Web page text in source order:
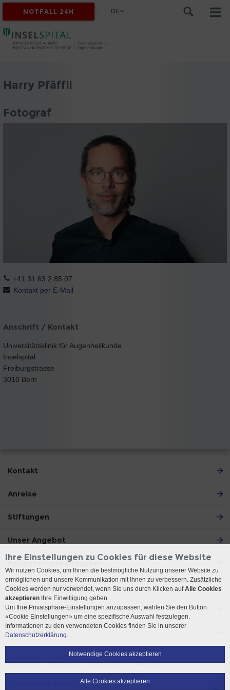
NOTFALL 24H DE
Harry Pfäffli
Fotograf
+41 31 63 2 85 07
Kontakt per E-Mail
Anschrift / Kontakt
Universitätsklinik für Augenheilkunde
Inselspital
Freiburgstrasse
3010 Bern
Kontakt
Anreise
Stiftungen
Unser Angebot
Patienten und Besucher
Ärzte und Zuweiser
Lehre und Forschung
Social Media
Impressum Disclaimer Datenschutz Sitemap
Ihre Einstellungen zu Cookies für diese Website
Wir nutzen Cookies, um Ihnen die bestmögliche Nutzung unserer Website zu
ermöglichen und unsere Kommunikation mit Ihnen zu verbessern. Zusätzliche
Cookies werden nur verwendet, wenn Sie uns durch Klicken aufAlle Cookies
akzeptieren Ihre Einwilligung geben.
Um Ihre Privatsphäre-Einstellungen anzupassen, wählen Sie den Button
«Cookie Einstellungen» um eine spezifische Auswahl festzulegen.
Informationen zu den verwendeten Cookies finden Sie in unserer
Datenschutzerklärung.
Notwendige Cookies akzeptieren
Alle Cookies akzeptieren